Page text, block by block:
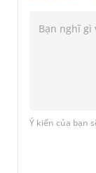
Ý kiến của bạn